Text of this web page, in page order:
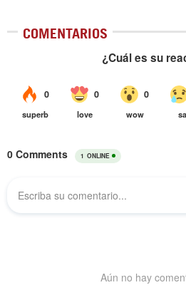
COMENTARIOS